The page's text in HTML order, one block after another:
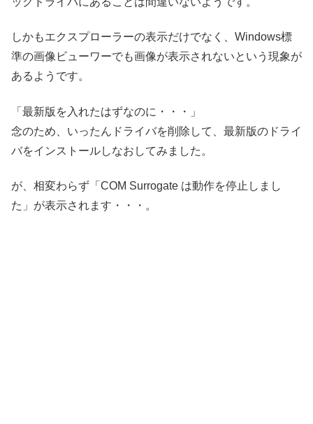
しかもエクスプローラーの表示だけでなく、Windows標
準の画像ビューワーでも画像が表示されないという現象が
あるようです。
「最新版を入れたはずなのに・・・」
念のため、いったんドライバを削除して、最新版のドライ
バをインストールしなおしてみました。
が、相変わらず「COM Surrogate は動作を停止しまし
た」が表示されます・・・。